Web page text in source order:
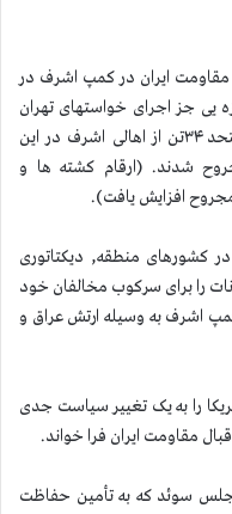
ایران در کمپ اشرف در
یی جز اجرای خواستهای تهران
نداشته است. بنا به گفته سخنگوی ملل متحد ۳۴تن از اهالی اشرف در این
و ۳۰۰نفر دیگر مجروح شدند. (ارقام کشته ها و
کشورهای منطقه, دیکتاتوری
را برای سرکوب مخالفان خود
اشرف به وسیله ارتش عراق و
را به یک تغییر سیاست جدی
مقاومت ایران فرا خواند.
از نمایندگان مجلس سوئد که به تأمین حفاظت